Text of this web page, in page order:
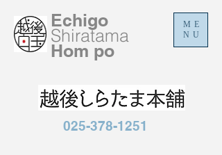
Echigo
Shiratama
Hom po
025-378-1251
ME
NU